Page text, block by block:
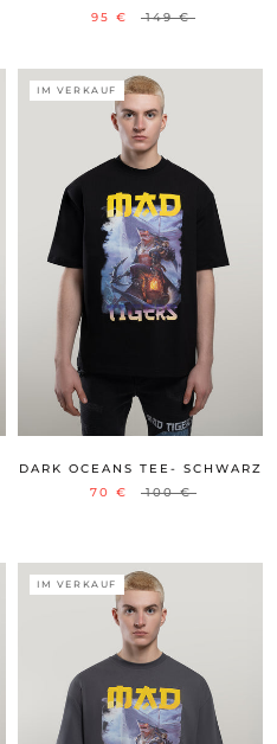
95 €
149 €
IM VERKAUF
DARK OCEANS TEE- SCHWARZ
70 €
100 €
IM VERKAUF